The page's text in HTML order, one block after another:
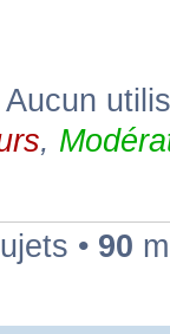
,
• 90